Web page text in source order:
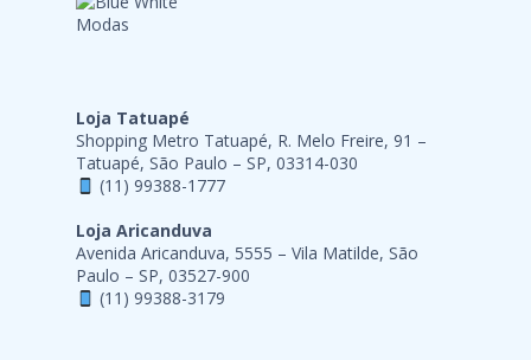
Loja Tatuapé
Shopping Metro Tatuapé, R. Melo Freire, 91 –
Tatuapé, São Paulo – SP, 03314-030
(11) 99388-1777
Loja Aricanduva
Avenida Aricanduva, 5555 – Vila Matilde, São
Paulo – SP, 03527-900
(11) 99388-3179